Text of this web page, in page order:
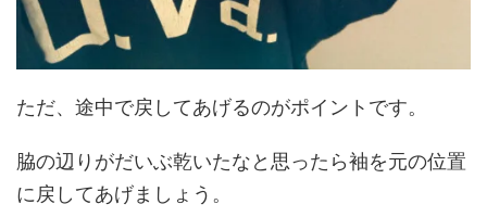
ただ、途中で戻してあげるのがポイントです。
脇の辺りがだいぶ乾いたなと思ったら袖を元の位置
に戻してあげましょう。